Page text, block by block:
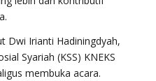
Irianti Hadiningdyah,
Syariah (KSS) KNEKS
membuka acara.